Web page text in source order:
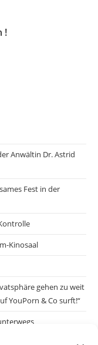
!
Anwältin Dr. Astrid
Fest in der
Kinosaal
gehen zu weit
YouPorn & Co surft!“
einem Anschlag wäre